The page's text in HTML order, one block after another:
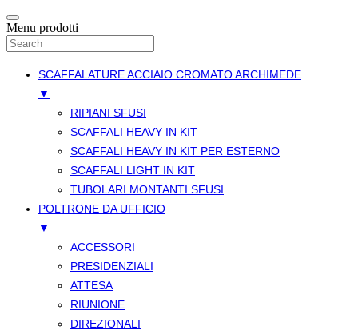
Menu prodotti
SCAFFALATURE ACCIAIO CROMATO ARCHIMEDE
▼
RIPIANI SFUSI
SCAFFALI HEAVY IN KIT
SCAFFALI HEAVY IN KIT PER ESTERNO
SCAFFALI LIGHT IN KIT
TUBOLARI MONTANTI SFUSI
POLTRONE DA UFFICIO
▼
ACCESSORI
PRESIDENZIALI
ATTESA
RIUNIONE
DIREZIONALI